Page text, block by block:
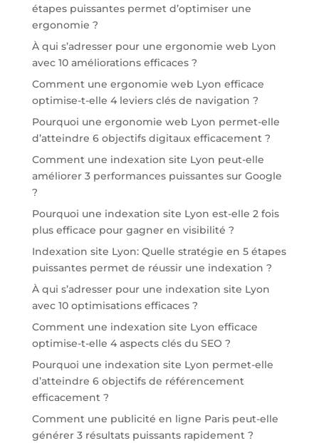
étapes puissantes permet d’optimiser une
ergonomie ?
À qui s’adresser pour une ergonomie web Lyon
avec 10 améliorations efficaces ?
Comment une ergonomie web Lyon efficace
optimise-t-elle 4 leviers clés de navigation ?
Pourquoi une ergonomie web Lyon permet-elle
d’atteindre 6 objectifs digitaux efficacement ?
Comment une indexation site Lyon peut-elle
améliorer 3 performances puissantes sur Google
?
Pourquoi une indexation site Lyon est-elle 2 fois
plus efficace pour gagner en visibilité ?
Indexation site Lyon: Quelle stratégie en 5 étapes
puissantes permet de réussir une indexation ?
À qui s’adresser pour une indexation site Lyon
avec 10 optimisations efficaces ?
Comment une indexation site Lyon efficace
optimise-t-elle 4 aspects clés du SEO ?
Pourquoi une indexation site Lyon permet-elle
d’atteindre 6 objectifs de référencement
efficacement ?
Comment une publicité en ligne Paris peut-elle
générer 3 résultats puissants rapidement ?